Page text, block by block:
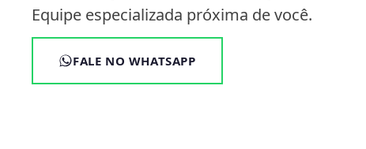
Equipe especializada próxima de você.
FALE NO WHATSAPP